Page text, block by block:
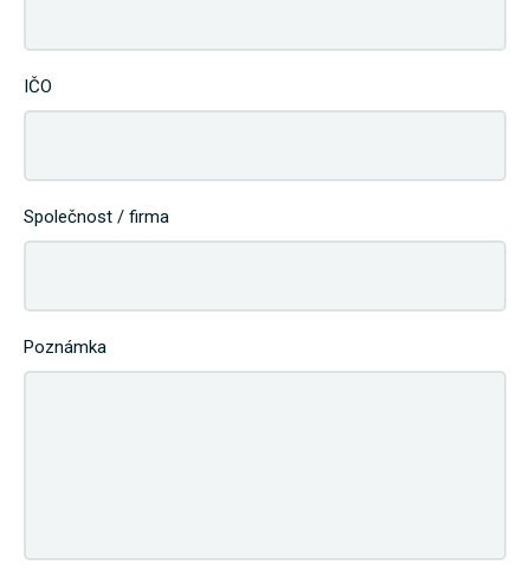
IČO
Společnost / firma
Poznámka